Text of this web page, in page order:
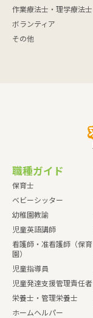
作業療法士・理学療法士
ボランティア
その他
職種ガイド
保育士
ベビーシッター
幼稚園教諭
児童英語講師
看護師・准看護師（保育
園）
児童指導員
児童発達支援管理責任者
栄養士・管理栄養士
ホームヘルパー